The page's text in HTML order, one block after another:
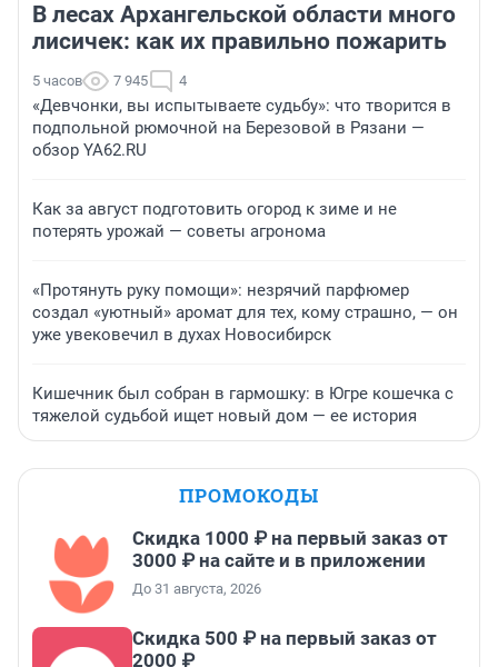
В лесах Архангельской области много
лисичек: как их правильно пожарить
5 часов 7 945 4
«Девчонки, вы испытываете судьбу»: что творится в
подпольной рюмочной на Березовой в Рязани —
обзор YA62.RU
Как за август подготовить огород к зиме и не
потерять урожай — советы агронома
«Протянуть руку помощи»: незрячий парфюмер
создал «уютный» аромат для тех, кому страшно, — он
уже увековечил в духах Новосибирск
Кишечник был собран в гармошку: в Югре кошечка с
тяжелой судьбой ищет новый дом — ее история
ПРОМОКОДЫ
Скидка 1000 ₽ на первый заказ от
3000 ₽ на сайте и в приложении
До 31 августа, 2026
Скидка 500 ₽ на первый заказ от
2000 ₽